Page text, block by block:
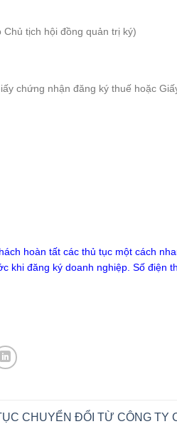
tịch hội đồng quản trị ký)
chứng nhận đăng ký thuế hoặc
hoàn tất các thủ tục một cách
khi đăng ký doanh nghiệp. Số điện
CHUYỂN ĐỔI TỪ CÔNG TY